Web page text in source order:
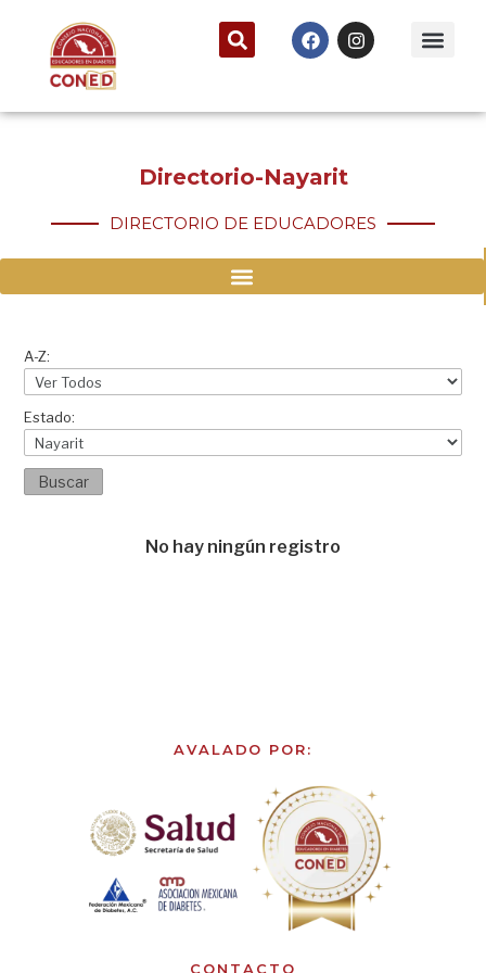
Directorio-Nayarit
DIRECTORIO DE EDUCADORES
A-Z:
Estado:
Buscar
No hay ningún registro
AVALADO POR:
CONTACTO